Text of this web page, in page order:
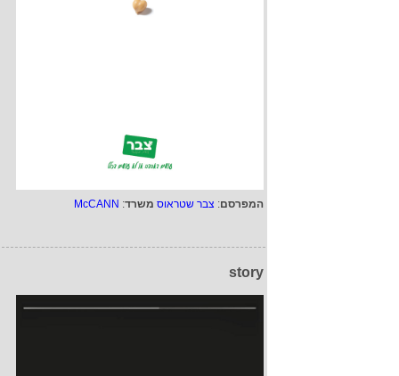
המפרסם: צבר שטראוס משרד:
McCANN
story